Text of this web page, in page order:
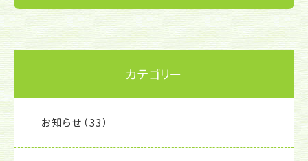
カテゴリー
お知らせ （33）